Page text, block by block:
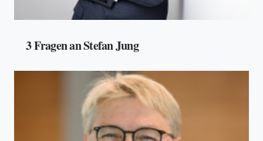
3 Fragen an Stefan Jung